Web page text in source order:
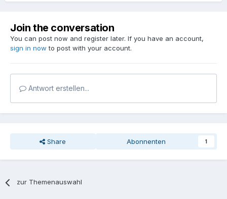
Join the conversation
You can post now and register later. If you have an account,
sign in now to post with your account.
Antwort erstellen...
Share Abonnenten 1
zur Themenauswahl